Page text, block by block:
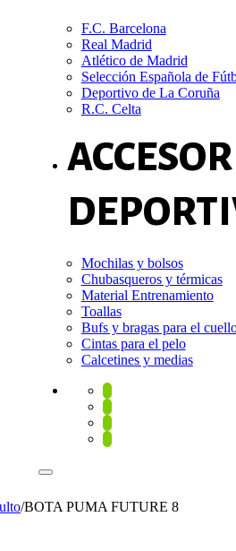
F.C. Barcelona
Real Madrid
Atlético de Madrid
Selección Española de
Deportivo de La Coruña
R.C. Celta
Mochilas y bolsos
Chubasqueros y térmicas
Material Entrenamiento
Toallas
Bufs y bragas para el
Cintas para el pelo
Calcetines y medias
/BOTA PUMA FUTURE 8